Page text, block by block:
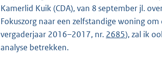
Kamerlid Kuik (CDA), van 8 september jl.
Fokuszorg naar een zelfstandige woning
vergaderjaar 2016–2017, nr. 2685), zal ik
analyse betrekken.